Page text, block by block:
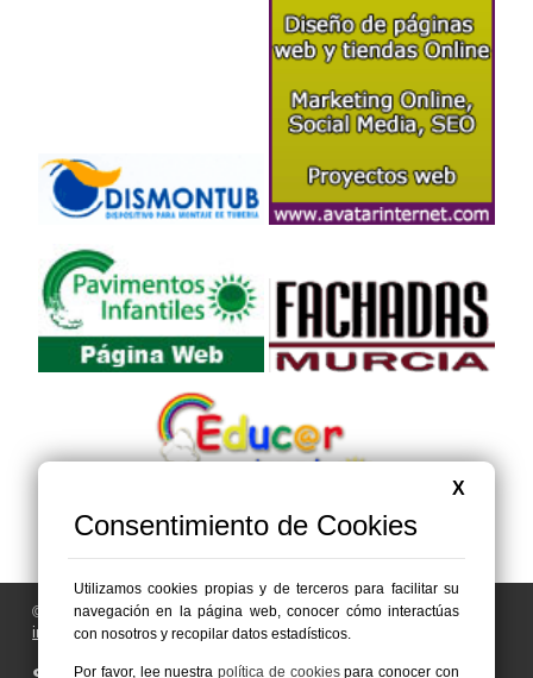
© 2006 - 2026 Portal de Abanilla Noticias
info@portaldeabanilla.es
X
Consentimiento de Cookies
Utilizamos cookies propias y de terceros para facilitar su
navegación en la página web, conocer cómo interactúas
con nosotros y recopilar datos estadísticos.
Por favor, lee nuestrapolítica de cookiespara conocer con